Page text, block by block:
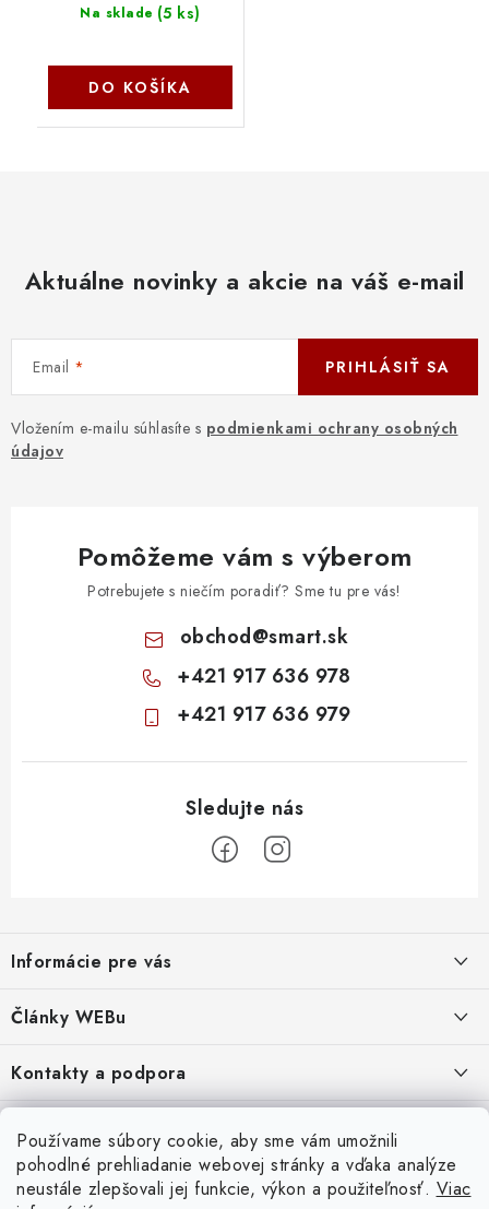
Používame súbory cookie, aby sme vám umožnili
pohodlné prehliadanie webovej stránky a vďaka analýze
neustále zlepšovali jej funkcie, výkon a použiteľnosť. Viac
Na sklade (5 ks)
DO KOŠÍKA
Aktuálne novinky a akcie na váš e-mail
Email
Vložením e-mailu súhlasíte s podmienkami ochrany osobných
údajov
PRIHLÁSIŤ SA
Pomôžeme vám s výberom
Potrebujete s niečím poradiť? Sme tu pre vás!
obchod@smart.sk
+421 917 636 978
+421 917 636 979
p
ä
e
Informácie pre vás
Obchodné podmienky
Moja objednávka
Odstúpenie od zmluvy
Formuláre na stiahnutie
Články WEBu
Dôležité oznamy
16.6.2026
Nákup na splátky
23.10.2022
Kontakty a podpora
2.8.2022
Doprava a Platba
Servisné služby
Servis a služby pre Vás
5.3.2022
Doprava - UPS Doprava - Packeta Splátky - Home Credit